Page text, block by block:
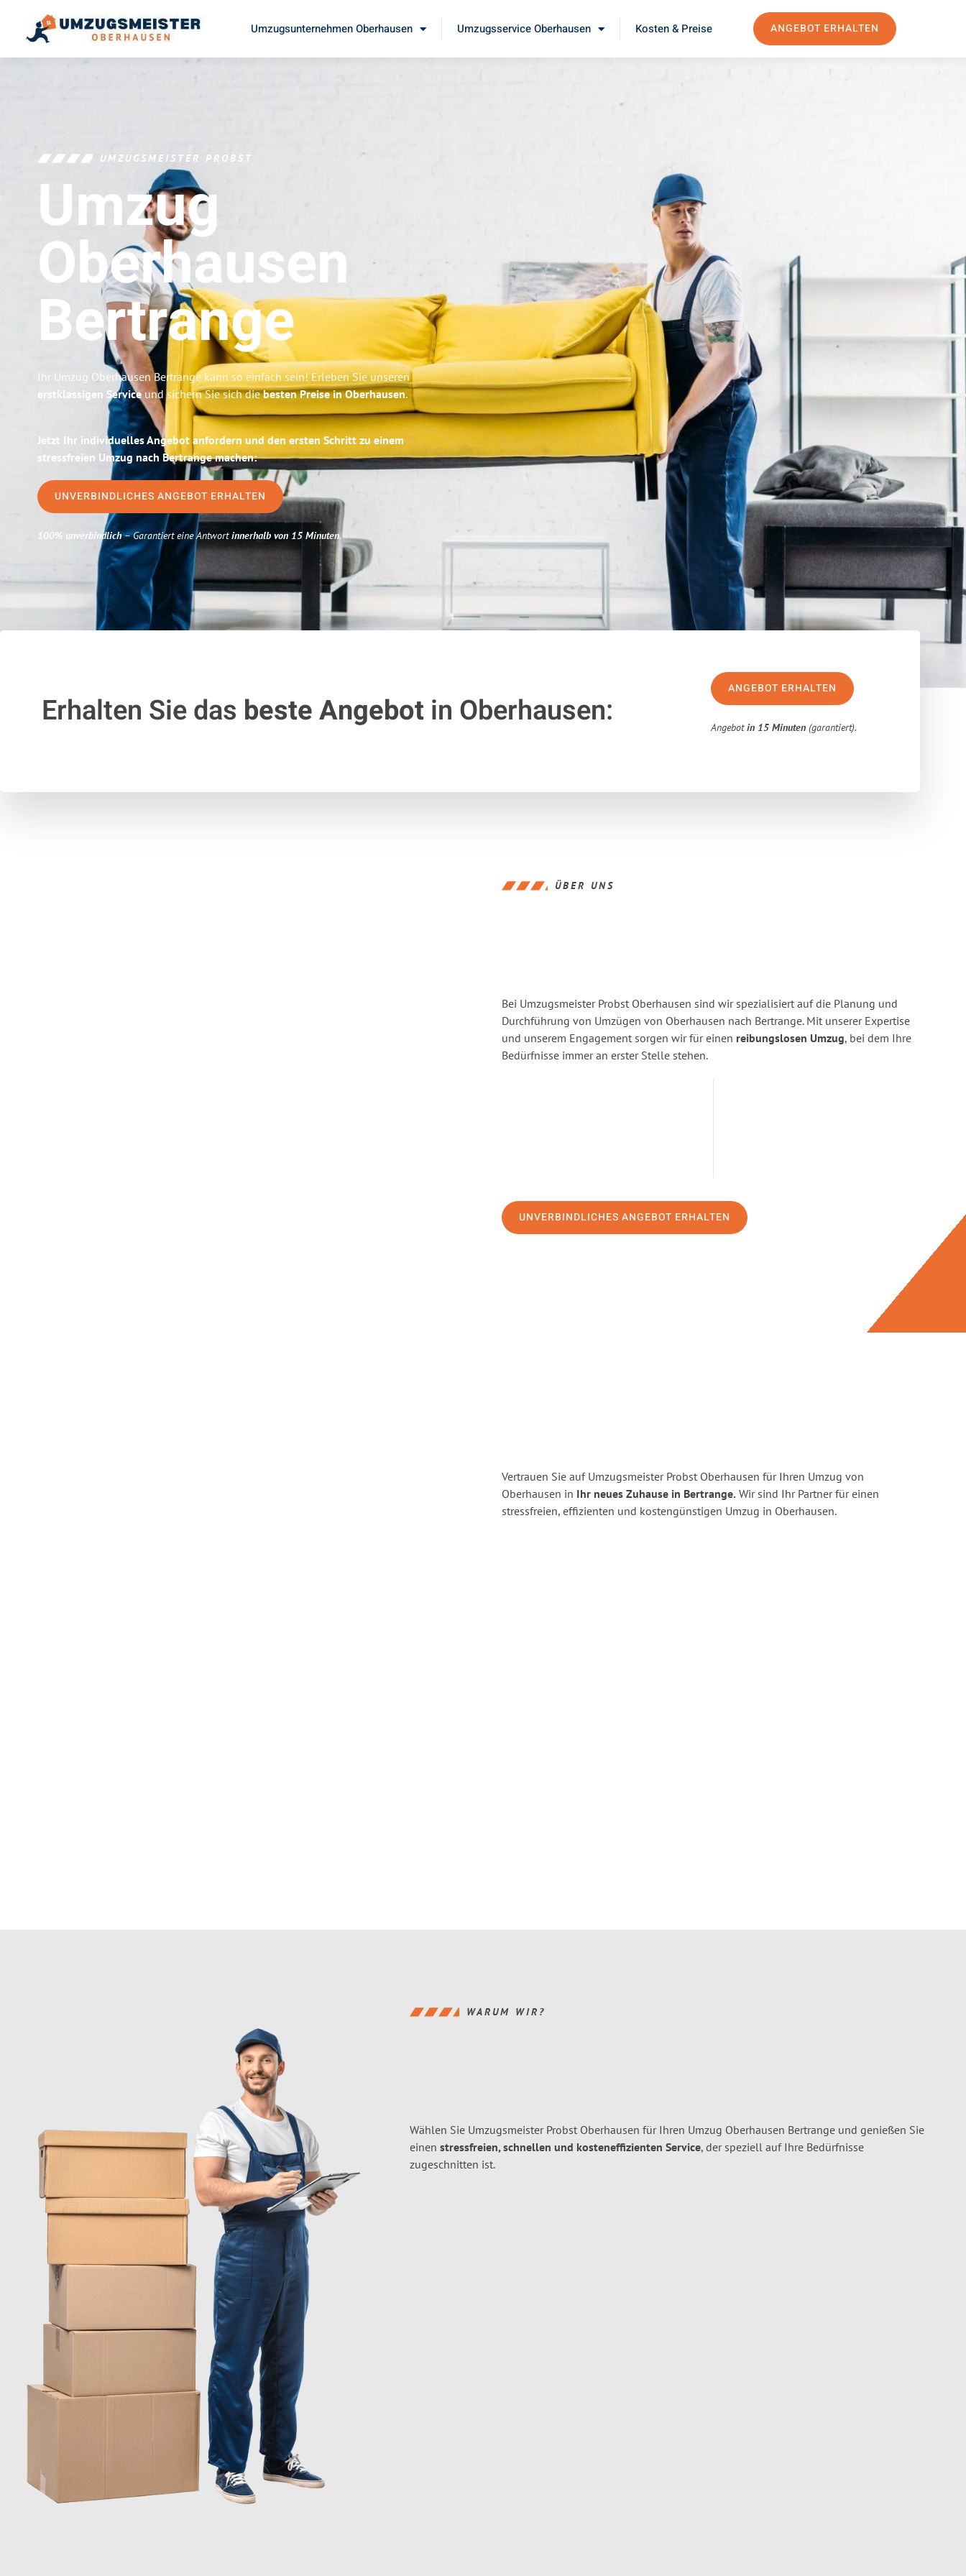
Umzugsunternehmen Oberhausen Umzugsservice Oberhausen Kosten & Preise ANGEBOT ERHALTEN
UMZUGSMEISTER PROBST
Umzug
Oberhausen
Bertrange
Ihr Umzug Oberhausen Bertrange kann so einfach sein! Erleben Sie unseren
erstklassigen Serviceund sichern Sie sich diebesten Preise in Oberhausen.
Jetzt Ihr individuelles Angebot anfordern und den ersten Schritt zu einem
stressfreien Umzug nach Bertrange machen:
UNVERBINDLICHES ANGEBOT ERHALTEN
100% unverbindlich– Garantiert eine Antwortinnerhalb von 15 Minuten.
Erhalten Sie das beste Angebotin Oberhausen:
ANGEBOT ERHALTEN
Angebotin 15 Minuten (garantiert).
ÜBER UNS
Bei Umzugsmeister Probst Oberhausen sind wir spezialisiert auf die Planung und
Durchführung von Umzügen von Oberhausen nach Bertrange. Mit unserer Expertise
und unserem Engagement sorgen wir für einen reibungslosen Umzug, bei dem Ihre
Bedürfnisse immer an erster Stelle stehen.
UNVERBINDLICHES ANGEBOT ERHALTEN
Vertrauen Sie auf Umzugsmeister Probst Oberhausen für Ihren Umzug von
Oberhausen in Ihr neues Zuhause in Bertrange. Wir sind Ihr Partner für einen
stressfreien, effizienten und kostengünstigen Umzug in Oberhausen.
WARUM WIR?
Wählen Sie Umzugsmeister Probst Oberhausen für Ihren Umzug Oberhausen Bertrange und genießen Sie
einen stressfreien, schnellen und kosteneffizienten Service, der speziell auf Ihre Bedürfnisse
zugeschnitten ist.